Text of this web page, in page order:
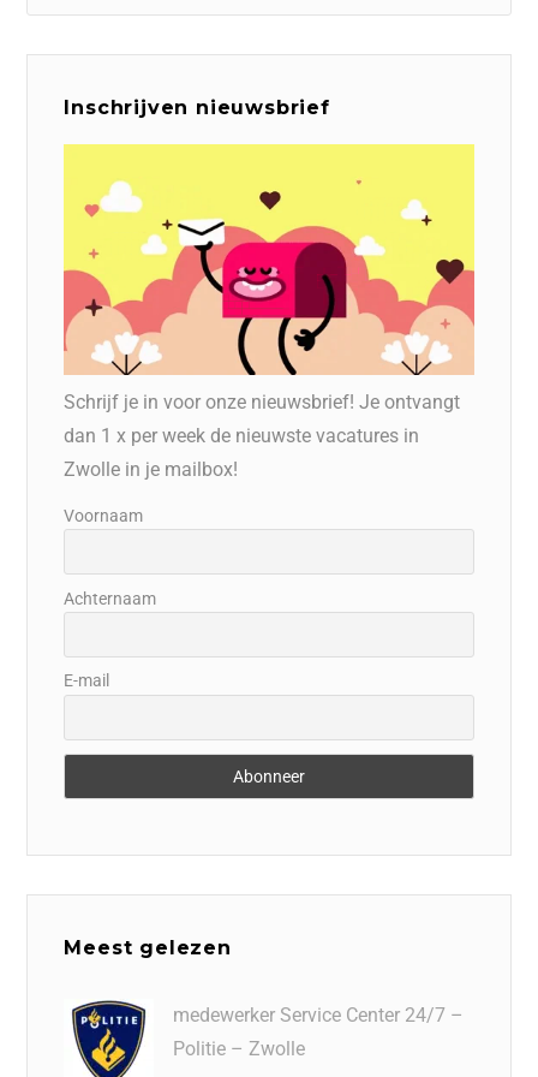
Inschrijven nieuwsbrief
Schrijf je in voor onze nieuwsbrief! Je ontvangt
dan 1 x per week de nieuwste vacatures in
Zwolle in je mailbox!
Voornaam
Achternaam
E-mail
Meest gelezen
medewerker Service Center 24/7 –
Politie – Zwolle